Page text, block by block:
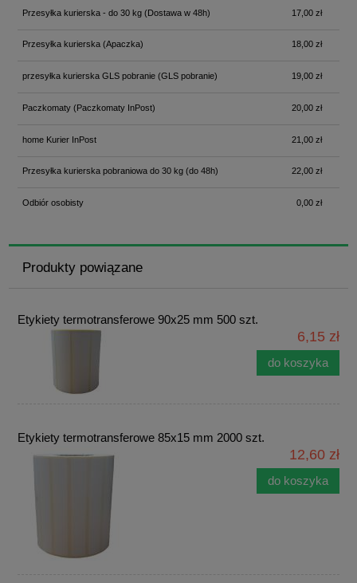
Przesyłka kurierska - do 30 kg(Dostawa w 48h) 17,00 zł
Przesyłka kurierska (Apaczka) 18,00 zł
przesyłka kurierska GLS pobranie(GLS pobranie) 19,00 zł
Paczkomaty(Paczkomaty InPost) 20,00 zł
home Kurier InPost 21,00 zł
Przesyłka kurierska pobraniowa do 30 kg(do 48h) 22,00 zł
Odbiór osobisty 0,00 zł
Produkty powiązane
Etykiety termotransferowe 90x25 mm 500 szt.
6,15 zł
do koszyka
Etykiety termotransferowe 85x15 mm 2000 szt.
12,60 zł
do koszyka